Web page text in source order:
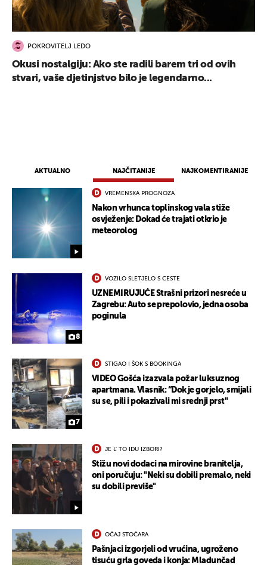
AKTUALNO NAJČITANIJE NAJKOMENTIRANIJE
VREMENSKA PROGNOZA
Nakon vrhunca toplinskog vala stiže
osvježenje: Dokad će trajati otkrio je
meteorolog
8
VOZILO SLETJELO S CESTE
UZNEMIRUJUĆE Strašni prizori nesreće u
Zagrebu: Auto se prepolovio, jedna osoba
poginula
7
STIGAO I ŠOK S BOOKINGA
VIDEO Gošća izazvala požar luksuznog
apartmana. Vlasnik: “Dok je gorjelo, smijali
su se, pili i pokazivali mi srednji prst"
JE L' TO IDU IZBORI?
Stižu novi dodaci na mirovine branitelja,
oni poručuju: "Neki su dobili premalo, neki
su dobili previše"
OČAJ STOČARA
Pašnjaci izgorjeli od vrućina, ugroženo
tisuću grla goveda i konja: Mladunčad
POKROVITELJ LEDO
Okusi nostalgiju: Ako ste radili barem tri od ovih
stvari, vaše djetinjstvo bilo je legendarno...